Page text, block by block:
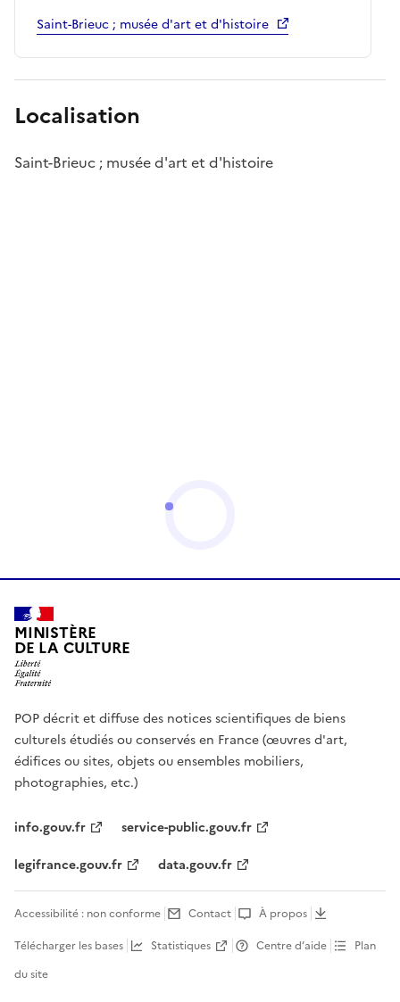
Saint-Brieuc ; musée d'art et d'histoire
Localisation
Saint-Brieuc ; musée d'art et d'histoire
MINISTÈRE
DE LA CULTURE
POP décrit et diffuse des notices scientifiques de biens
culturels étudiés ou conservés en France (œuvres d'art,
édifices ou sites, objets ou ensembles mobiliers,
photographies, etc.)
info.gouv.fr
service-public.gouv.fr
legifrance.gouv.fr
data.gouv.fr
Accessibilité : non conforme Contact
À propos
Télécharger les bases
Statistiques Centre d’aide
Plan
du site